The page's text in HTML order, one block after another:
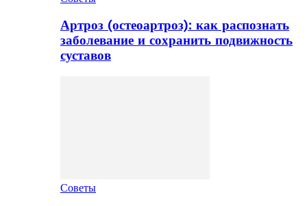
Артроз (остеоартроз): как распознать
заболевание и сохранить подвижность
суставов
Советы